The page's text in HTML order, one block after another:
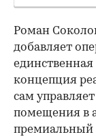
Роман
добавляет
концепция
сам
помещения в
премиальный